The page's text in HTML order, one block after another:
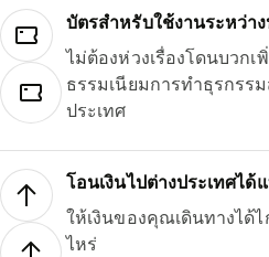
บัตรสำหรับใช้งานระหว่าง
ไม่ต้องห่วงเรื่องโดนบวก
ธรรมเนียมการทำธุรกรร
ประเทศ
โอนเงินไปต่างประเทศไ
ให้เงินของคุณเดินทางได้ไ
ไหร่